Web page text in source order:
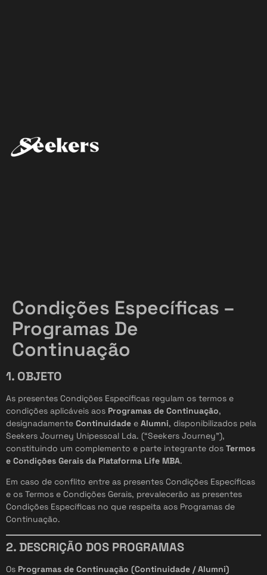
Condições Específicas –
Programas De
Continuação
1. OBJETO
As presentes Condições Específicas regulam os termos e
condições aplicáveis aos Programas de Continuação,
designadamente Continuidade e Alumni, disponibilizados pela
Seekers Journey Unipessoal Lda. (“Seekers Journey”),
constituindo um complemento e parte integrante dos Termos
e Condições Gerais da Plataforma Life MBA.
Em caso de conflito entre as presentes Condições Específicas
e os Termos e Condições Gerais, prevalecerão as presentes
Condições Específicas no que respeita aos Programas de
Continuação.
2. DESCRIÇÃO DOS PROGRAMAS
Os Programas de Continuação (Continuidade / Alumni)